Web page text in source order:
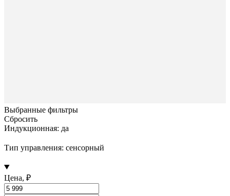
Выбранные фильтры
Сбросить
Индукционная: да
Тип управления: сенсорный
Цена, ₽